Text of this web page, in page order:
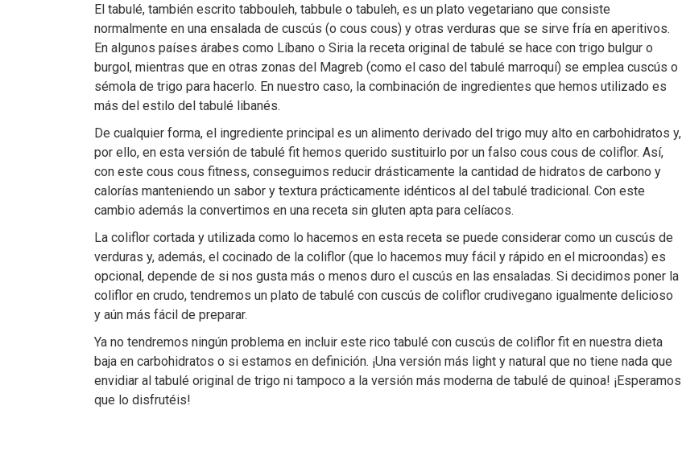
El tabulé, también escrito tabbouleh, tabbule o tabuleh, es un plato vegetariano que consiste
normalmente en una ensalada de cuscús (o cous cous) y otras verduras que se sirve fría en aperitivos.
En algunos países árabes como Líbano o Siria la receta original de tabulé se hace con trigo bulgur o
burgol, mientras que en otras zonas del Magreb (como el caso del tabulé marroquí) se emplea cuscús o
sémola de trigo para hacerlo. En nuestro caso, la combinación de ingredientes que hemos utilizado es
más del estilo del tabulé libanés.
De cualquier forma, el ingrediente principal es un alimento derivado del trigo muy alto en carbohidratos y,
por ello, en esta versión de tabulé fit hemos querido sustituirlo por un falso cous cous de coliflor. Así,
con este cous cous fitness, conseguimos reducir drásticamente la cantidad de hidratos de carbono y
calorías manteniendo un sabor y textura prácticamente idénticos al del tabulé tradicional. Con este
cambio además la convertimos en una receta sin gluten apta para celíacos.
La coliflor cortada y utilizada como lo hacemos en esta receta se puede considerar como un cuscús de
verduras y, además, el cocinado de la coliflor (que lo hacemos muy fácil y rápido en el microondas) es
opcional, depende de si nos gusta más o menos duro el cuscús en las ensaladas. Si decidimos poner la
coliflor en crudo, tendremos un plato de tabulé con cuscús de coliflor crudivegano igualmente delicioso
y aún más fácil de preparar.
Ya no tendremos ningún problema en incluir este rico tabulé con cuscús de coliflor fit en nuestra dieta
baja en carbohidratos o si estamos en definición. ¡Una versión más light y natural que no tiene nada que
envidiar al tabulé original de trigo ni tampoco a la versión más moderna de tabulé de quinoa! ¡Esperamos
que lo disfrutéis!